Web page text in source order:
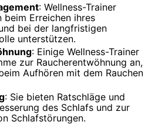
: Wellness-Trainer
beim Erreichen ihres
bei der langfristigen
unterstützen.
: Einige Wellness-Trainer
zur Raucherentwöhnung an,
Aufhören mit dem Rauchen
: Sie bieten Ratschläge und
des Schlafs und zur
Schlafstörungen.